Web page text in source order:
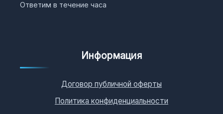
Ответим в течение часа
Информация
Договор публичной оферты
Политика конфиденциальности